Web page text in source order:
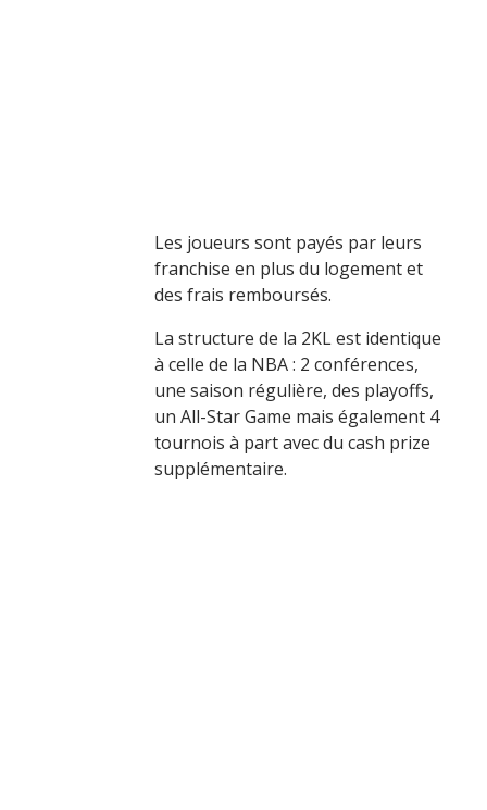
Les joueurs sont payés par leurs
franchise en plus du logement et
des frais remboursés.
La structure de la 2KL est identique
à celle de la NBA : 2 conférences,
une saison régulière, des playoffs,
un All-Star Game mais également 4
tournois à part avec du cash prize
supplémentaire.